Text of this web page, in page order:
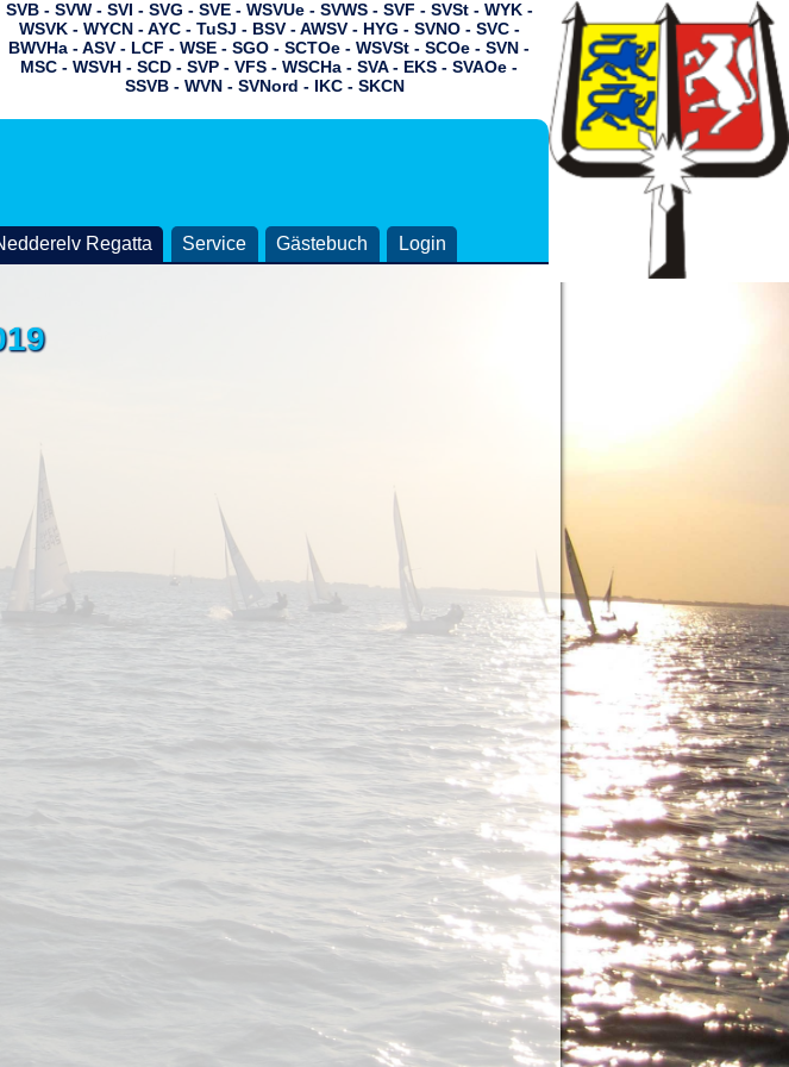
SVB - SVW - SVI - SVG - SVE - WSVUe - SVWS - SVF - SVSt - WYK -
WSVK - WYCN - AYC - TuSJ - BSV - AWSV - HYG - SVNO - SVC -
BWVHa - ASV - LCF - WSE - SGO - SCTOe - WSVSt - SCOe - SVN -
MSC - WSVH - SCD - SVP - VFS - WSCHa - SVA - EKS -SVAOe -
SSVB - WVN - SVNord - IKC - SKCN
Regatta Service Gästebuch Login